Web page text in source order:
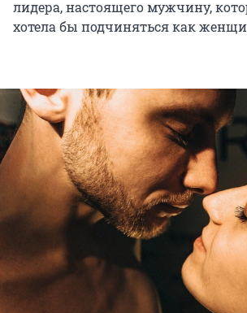
лидера, настоящего мужчину,
хотела бы подчиняться как